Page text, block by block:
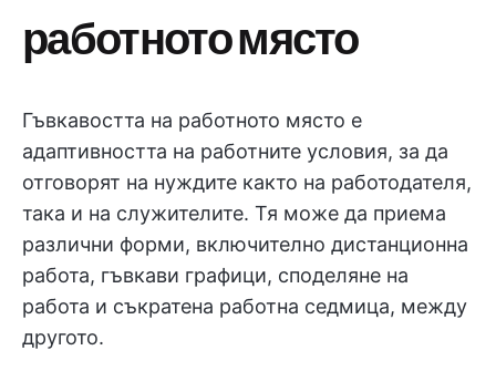
работното място
Гъвкавостта на работното място е
адаптивността на работните условия, за да
отговорят на нуждите както на работодателя,
така и на служителите. Тя може да приема
различни форми, включително дистанционна
работа, гъвкави графици, споделяне на
работа и съкратена работна седмица, между
другото.